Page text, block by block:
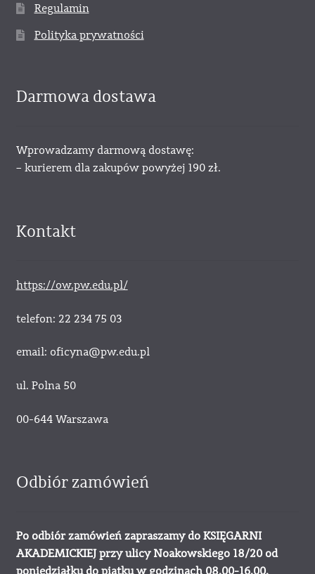
Regulamin
Polityka prywatności
Darmowa dostawa
Wprowadzamy darmową dostawę:
– kurierem dla zakupów powyżej 190 zł.
Kontakt
https://ow.pw.edu.pl/
telefon: 22 234 75 03
email: oficyna@pw.edu.pl
ul. Polna 50
00-644 Warszawa
Odbiór zamówień
Po odbiór zamówień zapraszamy do KSIĘGARNI
AKADEMICKIEJ przy ulicy Noakowskiego 18/20 od